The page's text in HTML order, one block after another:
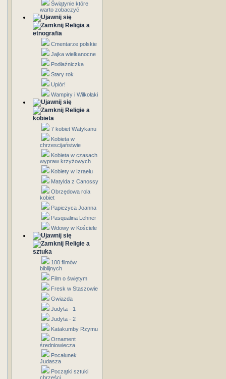
Świątynie które
warto zobaczyć
Religia a
etnografia
Cmentarze polskie
Jajka wielkanocne
Podłaźniczka
Stary rok
Upiór!
Wampiry i Wilkołaki
Religie a
kobieta
7 kobiet Watykanu
Kobieta w
chrzescijaństwie
Kobieta w czasach
wypraw krzyżowych
Kobiety w Izraelu
Matylda z Canossy
Obrzędowa rola
kobiet
Papieżyca Joanna
Pasqualina Lehner
Wdowy w Kościele
Religie a
sztuka
100 filmów
biblijnych
Film o świętym
Fresk w Staszowie
Gwiazda
Judyta - 1
Judyta - 2
Katakumby Rzymu
Ornament
średniowiecza
Pocałunek
Judasza
Początki sztuki
chrześci.